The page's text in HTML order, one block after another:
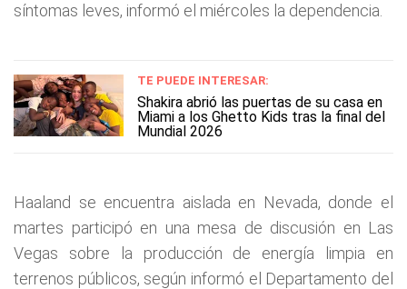
síntomas leves, informó el miércoles la dependencia.
TE PUEDE INTERESAR:
Shakira abrió las puertas de su casa en
Miami a los Ghetto Kids tras la final del
Mundial 2026
Haaland se encuentra aislada en Nevada, donde el
martes participó en una mesa de discusión en Las
Vegas sobre la producción de energía limpia en
terrenos públicos, según informó el Departamento del